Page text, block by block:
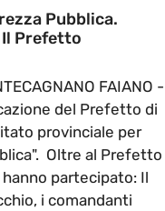
Pubblica.
Il Prefetto
FAIANO -
del Prefetto di
provinciale per
Oltre al Prefetto
partecipato: Il
i comandanti